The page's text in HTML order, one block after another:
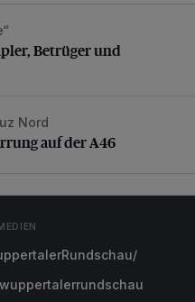
Betrüger und Blender
Betrüger und
auf der A46
Nord
auf der A46